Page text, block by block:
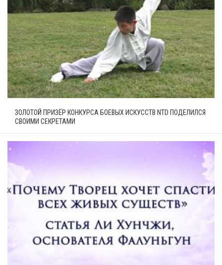
ЗОЛОТОЙ ПРИЗЁР КОНКУРСА БОЕВЫХ ИСКУССТВ NTD ПОДЕЛИЛСЯ
СВОИМИ СЕКРЕТАМИ